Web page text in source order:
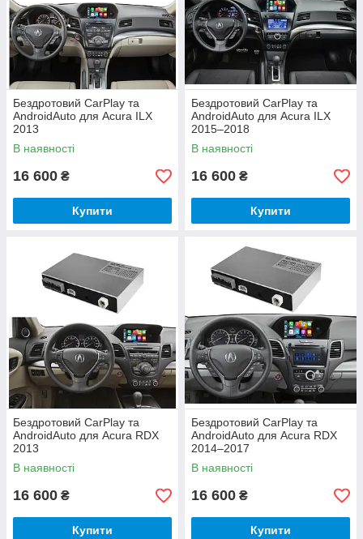
Бездротовий CarPlay та
AndroidAuto для Acura ILX
2013
В наявності
16 600 ₴
Купити
Бездротовий CarPlay та
AndroidAuto для Acura ILX
2015–2018
В наявності
16 600 ₴
Купити
Бездротовий CarPlay та
AndroidAuto для Acura RDX
2013
В наявності
16 600 ₴
Купити
Бездротовий CarPlay та
AndroidAuto для Acura RDX
2014–2017
В наявності
16 600 ₴
Купити